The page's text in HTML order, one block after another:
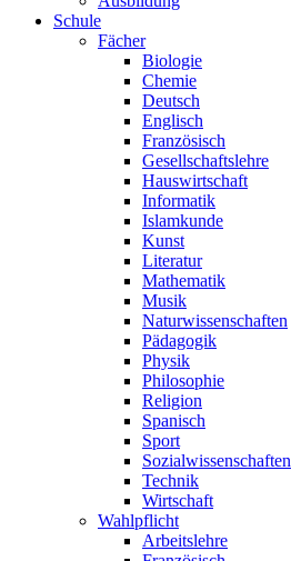
Schule
Fächer
Biologie
Chemie
Deutsch
Englisch
Französisch
Gesellschaftslehre
Hauswirtschaft
Informatik
Islamkunde
Kunst
Literatur
Mathematik
Musik
Naturwissenschaften
Pädagogik
Physik
Philosophie
Religion
Spanisch
Sport
Sozialwissenschaften
Technik
Wirtschaft
Wahlpflicht
Arbeitslehre